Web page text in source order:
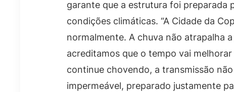
garante que a estrutura foi preparada
condições climáticas. “A Cidade da
normalmente. A chuva não atrapalha
acreditamos que o tempo vai
continue chovendo, a transmissão
impermeável, preparado justamente